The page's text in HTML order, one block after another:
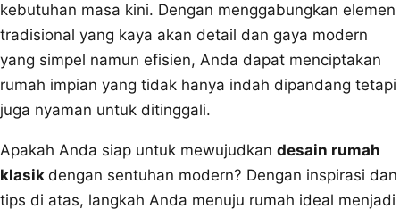
kebutuhan masa kini. Dengan menggabungkan elemen
tradisional yang kaya akan detail dan gaya modern
yang simpel namun efisien, Anda dapat menciptakan
rumah impian yang tidak hanya indah dipandang tetapi
juga nyaman untuk ditinggali.
Apakah Anda siap untuk mewujudkan desain rumah
klasik dengan sentuhan modern? Dengan inspirasi dan
tips di atas, langkah Anda menuju rumah ideal menjadi